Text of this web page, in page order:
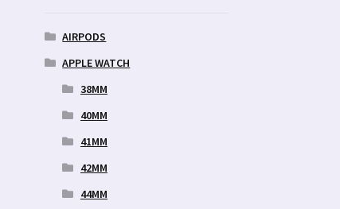
AIRPODS
APPLE WATCH
38MM
40MM
41MM
42MM
44MM